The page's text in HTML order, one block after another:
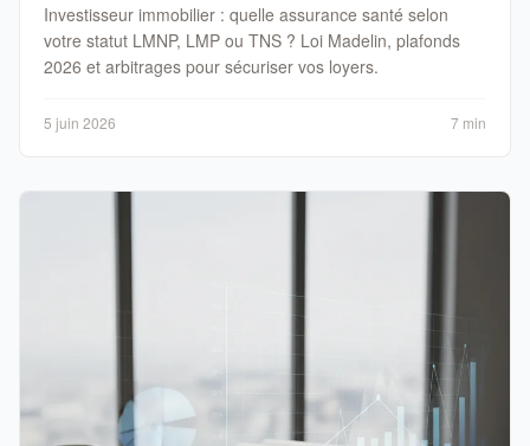
Investisseur immobilier : quelle assurance santé selon
votre statut LMNP, LMP ou TNS ? Loi Madelin, plafonds
2026 et arbitrages pour sécuriser vos loyers.
5 juin 2026 7 min